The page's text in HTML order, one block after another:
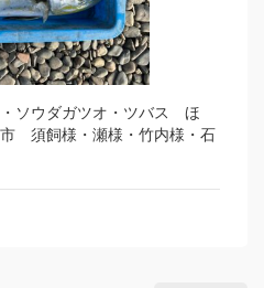
・ソウダガツオ・ツバス ほ
須飼様・瀬様・竹内様・石